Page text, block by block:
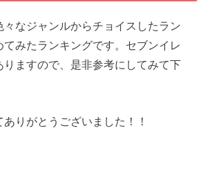
々なジャンルからチョイスしたラン
みたランキングです。セブンイレ
りますので、是非参考にしてみて下
りがとうございました！！